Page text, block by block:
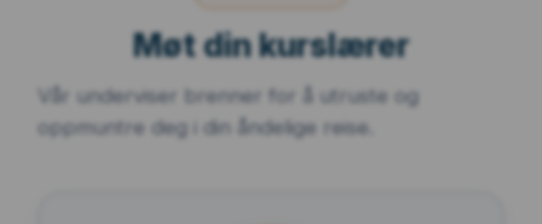
Møt din kurslærer
Vår underviser brenner for å utruste og
oppmuntre deg i din åndelige reise.